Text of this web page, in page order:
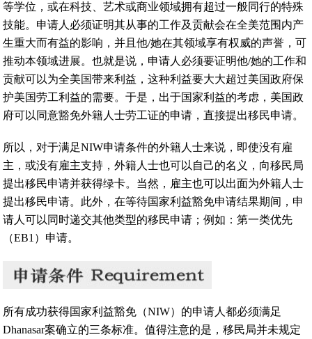
等学位，或在科技、艺术或商业领域拥有超过一般同行的特殊
技能。申请人必须证明其从事的工作及贡献会在全美范围内产
生重大而有益的影响，并且他/她在其领域享有权威的声誉，可
推动本领域进展。也就是说，申请人必须要证明他/她的工作和
贡献可以为全美国带来利益，这种利益要大大超过美国政府保
护美国劳工利益的需要。于是，出于国家利益的考虑，美国政
府可以同意豁免外籍人士劳工证的申请，直接提出移民申请。
所以，对于满足NIW申请条件的外籍人士来说，即使没有雇
主，或没有雇主支持，外籍人士也可以自己的名义，向移民局
提出移民申请并获得绿卡。当然，雇主也可以出面为外籍人士
提出移民申请。此外，在等待国家利益豁免申请结果期间，申
请人可以同时递交其他类型的移民申请；例如：第一类优先
（EB1）申请。
所有成功获得国家利益豁免（NIW）的申请人都必须满足
Dhanasar案确立的三条标准。值得注意的是，移民局并未规定